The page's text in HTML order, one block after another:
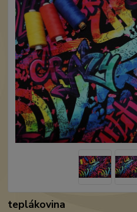
teplákovina